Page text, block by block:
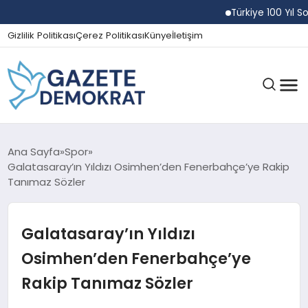
Türkiye 100 Yıl
Gizlilik PolitikasıÇerez PolitikasıKünyeİletişim
GÜNDEM
EKONOMI
SPOR
Ana Sayfa Spor
Galatasaray’ın Yıldızı Osimhen’den Fenerbahçe’ye Rakip
Tanımaz Sözler
Galatasaray’ın Yıldızı
Osimhen’den Fenerbahçe’ye
Rakip Tanımaz Sözler